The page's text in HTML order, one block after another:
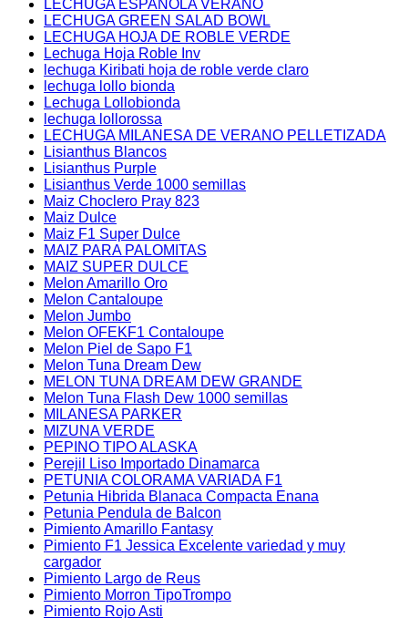
LECHUGA ESPAÑOLA VERANO
LECHUGA GREEN SALAD BOWL
LECHUGA HOJA DE ROBLE VERDE
Lechuga Hoja Roble Inv
lechuga Kiribati hoja de roble verde claro
lechuga lollo bionda
Lechuga Lollobionda
lechuga lollorossa
LECHUGA MILANESA DE VERANO PELLETIZADA
Lisianthus Blancos
Lisianthus Purple
Lisianthus Verde 1000 semillas
Maiz Choclero Pray 823
Maiz Dulce
Maiz F1 Super Dulce
MAIZ PARA PALOMITAS
MAIZ SUPER DULCE
Melon Amarillo Oro
Melon Cantaloupe
Melon Jumbo
Melon OFEKF1 Contaloupe
Melon Piel de Sapo F1
Melon Tuna Dream Dew
MELON TUNA DREAM DEW GRANDE
Melon Tuna Flash Dew 1000 semillas
MILANESA PARKER
MIZUNA VERDE
PEPINO TIPO ALASKA
Perejil Liso Importado Dinamarca
PETUNIA COLORAMA VARIADA F1
Petunia Hibrida Blanaca Compacta Enana
Petunia Pendula de Balcon
Pimiento Amarillo Fantasy
Pimiento F1 Jessica Excelente variedad y muy
cargador
Pimiento Largo de Reus
Pimiento Morron TipoTrompo
Pimiento Rojo Asti